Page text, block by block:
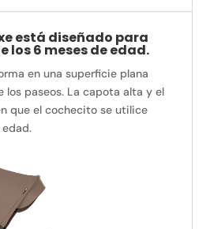
está diseñado para
los 6 meses de edad.
en una superficie plana
los paseos. La capota alta y el
que el cochecito se utilice